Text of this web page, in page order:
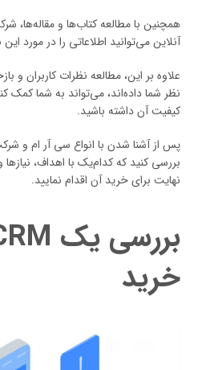
همچنین با مطالعه کتاب‌ها و مقاله‌ها،
آنلاین می‌توانید اطلاعاتی را در مورد
نظر شما داده‌اند، می‌تواند به شما کمک
کیفیت آن داشته باشید.
پس از آشنا شدن با انواع سی آر ام و
بررسی کنید که کدام‌یک با اهداف،
نهایت برای خرید آن اقدام نمایید.
خرید